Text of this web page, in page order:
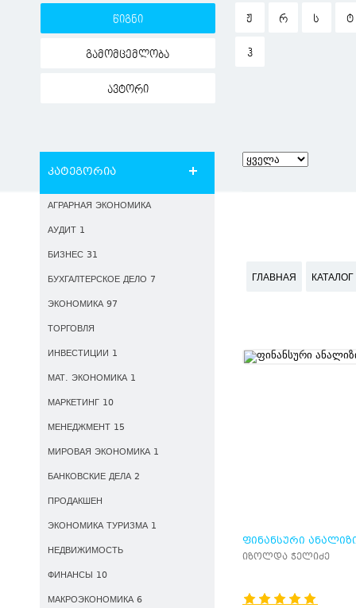
წიგნი
გამომცემლობა
ავტორი
Ჟ Რ Ს Ტ
Ჰ
კატეგორია
АГРАРНАЯ ЭКОНОМИКА
АУДИТ 1
БИЗНЕС 31
БУХГАЛТЕРСКОЕ ДЕЛО 7
ЭКОНОМИКА 97
ТОРГОВЛЯ
ИНВЕСТИЦИИ 1
МАТ. ЭКОНОМИКА 1
МАРКЕТИНГ 10
МЕНЕДЖМЕНТ 15
МИРОВАЯ ЭКОНОМИКА 1
БАНКОВСКИЕ ДЕЛА 2
ПРОДАКШЕН
ЭКОНОМИКА ТУРИЗМА 1
НЕДВИЖИМОСТЬ
ФИНАНСЫ 10
МАКРОЭКОНОМИКА 6
ГЛАВНАЯ
ᲤᲘᲜᲐᲜᲡᲣᲠᲘ
იზოლდა ჭელიძე